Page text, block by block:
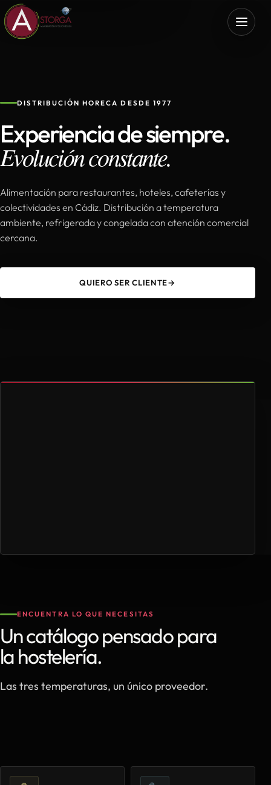
DISTRIBUCIÓN HORECA DESDE 1977
Experiencia de siempre.
Evolución constante.
Alimentación para restaurantes, hoteles, cafeterías y
colectividades en Cádiz. Distribución a temperatura
ambiente, refrigerada y congelada con atención comercial
cercana.
QUIERO SER CLIENTE→
ENCUENTRA LO QUE NECESITAS
Un catálogo pensado para
la hostelería.
Las tres temperaturas, un único proveedor.